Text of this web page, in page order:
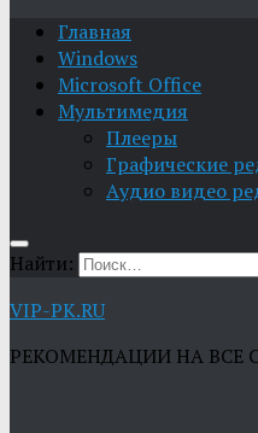
Главная
Windows
Microsoft Office
Мультимедия
Плееры
Графические
Aудио видео
Найти:
VIP-PK.RU
РЕКОМЕНДАЦИИ НА ВСЕ